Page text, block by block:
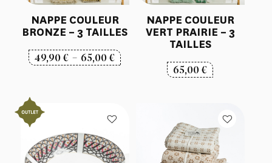
NAPPE COULEUR
BRONZE – 3 TAILLES
49,90€ – 65,00€Plage
à
NAPPE COULEUR
VERT PRAIRIE – 3
TAILLES
65,00€